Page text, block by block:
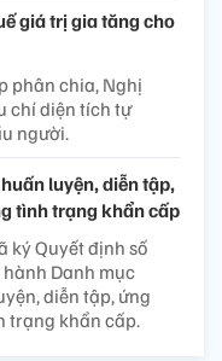
giá trị gia tăng cho
phân chia, Nghị
chí diện tích tự
người.
luyện, diễn tập,
tình trạng khẩn cấp
ký Quyết định số
Danh mục
diễn tập, ứng
trạng khẩn cấp.